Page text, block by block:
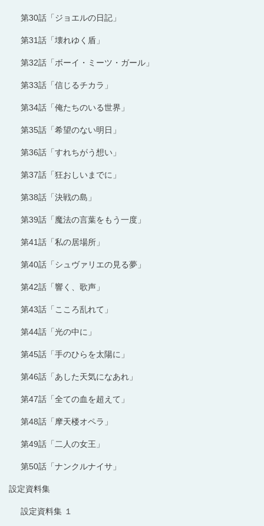
第30話「ジョエルの日記」
第31話「壊れゆく盾」
第32話「ボーイ・ミーツ・ガール」
第33話「信じるチカラ」
第34話「俺たちのいる世界」
第35話「希望のない明日」
第36話「すれちがう想い」
第37話「狂おしいまでに」
第38話「決戦の島」
第39話「魔法の言葉をもう一度」
第41話「私の居場所」
第40話「シュヴァリエの見る夢」
第42話「響く、歌声」
第43話「こころ乱れて」
第44話「光の中に」
第45話「手のひらを太陽に」
第46話「あした天気になあれ」
第47話「全ての血を超えて」
第48話「摩天楼オペラ」
第49話「二人の女王」
第50話「ナンクルナイサ」
設定資料集
設定資料集 １